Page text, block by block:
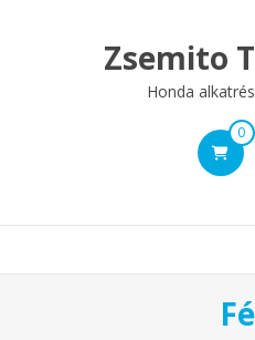
Zsemito
Honda
0